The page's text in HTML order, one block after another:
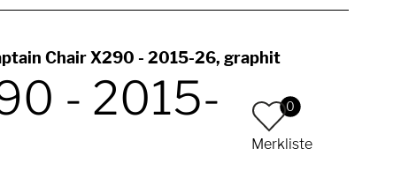
Chair X290 - 2015-26, graphit
- 2015-
0
Merkliste